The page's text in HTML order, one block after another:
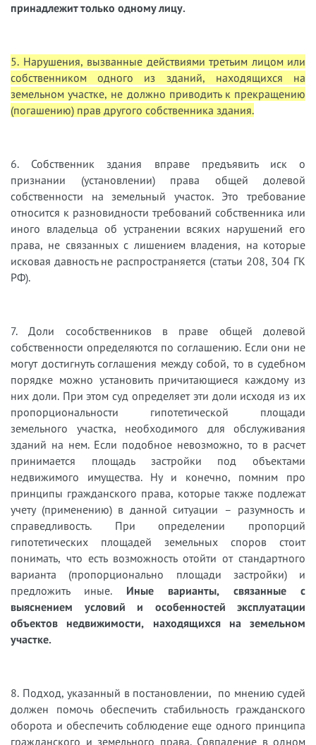
принадлежит только одному лицу.
5. Нарушения, вызванные действиями третьим лицом или
собственником одного из зданий, находящихся на
земельном участке, не должно приводить к прекращению
(погашению) прав другого собственника здания.
6. Собственник здания вправе предъявить иск о
признании (установлении) права общей долевой
собственности на земельный участок. Это требование
относится к разновидности требований собственника или
иного владельца об устранении всяких нарушений его
права, не связанных с лишением владения, на которые
исковая давность не распространяется (статьи 208, 304 ГК
РФ).
7. Доли сособственников в праве общей долевой
собственности определяются по соглашению. Если они не
могут достигнуть соглашения между собой, то в судебном
порядке можно установить причитающиеся каждому из
них доли. При этом суд определяет эти доли исходя из их
пропорциональности гипотетической площади
земельного участка, необходимого для обслуживания
зданий на нем. Если подобное невозможно, то в расчет
принимается площадь застройки под объектами
недвижимого имущества. Ну и конечно, помним про
принципы гражданского права, которые также подлежат
учету (применению) в данной ситуации – разумность и
справедливость. При определении пропорций
гипотетических площадей земельных споров стоит
понимать, что есть возможность отойти от стандартного
варианта (пропорционально площади застройки) и
предложить иные. Иные варианты, связанные с
выяснением условий и особенностей эксплуатации
объектов недвижимости, находящихся на земельном
участке.
8. Подход, указанный в постановлении, по мнению судей
должен помочь обеспечить стабильность гражданского
оборота и обеспечить соблюдение еще одного принципа
гражданского и земельного права. Совпадение в одном